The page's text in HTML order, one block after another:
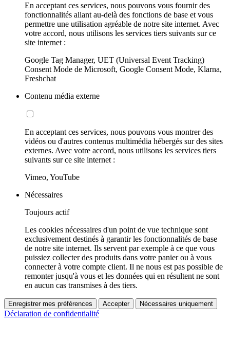
En acceptant ces services, nous pouvons vous fournir des
fonctionnalités allant au-delà des fonctions de base et vous
permettre une utilisation agréable de notre site internet. Avec
votre accord, nous utilisons les services tiers suivants sur ce
site internet :
Google Tag Manager, UET (Universal Event Tracking)
Consent Mode de Microsoft, Google Consent Mode, Klarna,
Freshchat
Contenu média externe
En acceptant ces services, nous pouvons vous montrer des
vidéos ou d'autres contenus multimédia hébergés sur des sites
externes. Avec votre accord, nous utilisons les services tiers
suivants sur ce site internet :
Vimeo, YouTube
Nécessaires
Toujours actif
Les cookies nécessaires d'un point de vue technique sont
exclusivement destinés à garantir les fonctionnalités de base
de notre site internet. Ils servent par exemple à ce que vous
puissiez collecter des produits dans votre panier ou à vous
connecter à votre compte client. Il ne nous est pas possible de
remonter jusqu'à vous et les données qui en résultent ne sont
en aucun cas transmises à des tiers.
Enregistrer mes préférences Accepter Nécessaires uniquement
Déclaration de confidentialité